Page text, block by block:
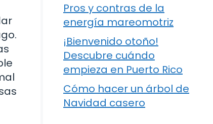
Pros y contras de la
energía mareomotriz
¡Bienvenido otoño!
Descubre cuándo
empieza en Puerto Rico
Cómo hacer un árbol de
Navidad casero